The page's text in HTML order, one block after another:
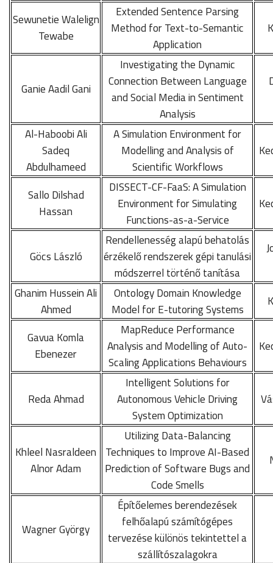
Sewunetie Walelign
Tewabe
Extended Sentence Parsing
Method for Text-to-Semantic
Application
Ganie Aadil Gani
Investigating the Dynamic
Connection Between Language
and Social Media in Sentiment
Analysis
Al-Haboobi Ali
Sadeq
Abdulhameed
A Simulation Environment for
Modelling and Analysis of
Scientific Workflows
Sallo Dilshad
Hassan
DISSECT-CF-FaaS: A Simulation
Environment for Simulating
Functions-as-a-Service
Göcs László
Rendellenesség alapú behatolás
érzékelő rendszerek gépi tanulási
módszerrel történő tanítása
Ghanim Hussein Ali
Ahmed
Ontology Domain Knowledge
Model for E-tutoring Systems
Gavua Komla
Ebenezer
MapReduce Performance
Analysis and Modelling of Auto-
Scaling Applications Behaviours
Reda Ahmad
Intelligent Solutions for
Autonomous Vehicle Driving
System Optimization
Khleel Nasraldeen
Alnor Adam
Utilizing Data-Balancing
Techniques to Improve AI-Based
Prediction of Software Bugs and
Code Smells
Wagner György
Építőelemes berendezések
felhőalapú számítógépes
tervezése különös tekintettel a
szállítószalagokra